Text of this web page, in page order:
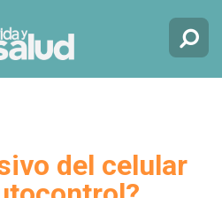
del celular